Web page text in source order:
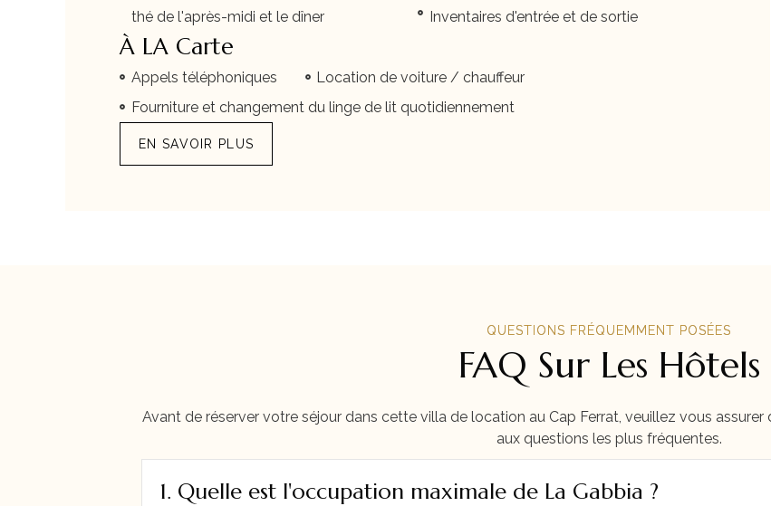
thé de l'après-midi et le dîner
Inventaires d'entrée et de sortie
À LA Carte
Appels téléphoniques
Location de voiture / chauffeur
Fourniture et changement du linge de lit quotidiennement
EN SAVOIR PLUS
QUESTIONS FRÉQUEMMENT POSÉES
FAQ Sur Les Hôtels
Avant de réserver votre séjour dans cette villa de location au Cap Ferrat, veuillez vous
aux questions les plus fréquentes.
1. Quelle est l'occupation maximale de La Gabbia ?